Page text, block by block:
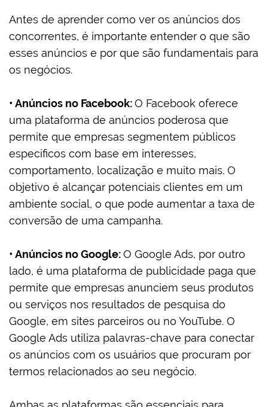
Antes de aprender como ver os anúncios dos
concorrentes, é importante entender o que são
esses anúncios e por que são fundamentais para
os negócios.
• Anúncios no Facebook:O Facebook oferece
uma plataforma de anúncios poderosa que
permite que empresas segmentem públicos
específicos com base em interesses,
comportamento, localização e muito mais. O
objetivo é alcançar potenciais clientes em um
ambiente social, o que pode aumentar a taxa de
conversão de uma campanha.
• Anúncios no Google:O Google Ads, por outro
lado, é uma plataforma de publicidade paga que
permite que empresas anunciem seus produtos
ou serviços nos resultados de pesquisa do
Google, em sites parceiros ou no YouTube. O
Google Ads utiliza palavras-chave para conectar
os anúncios com os usuários que procuram por
termos relacionados ao seu negócio.